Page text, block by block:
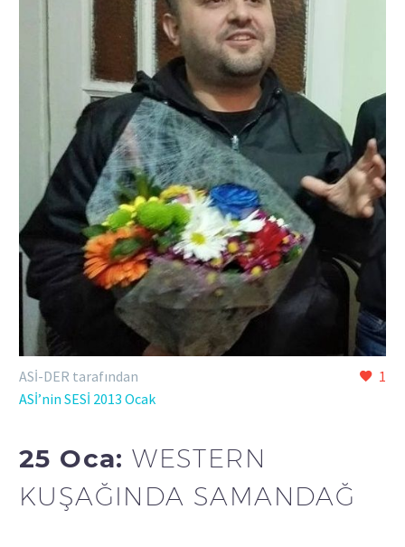
1
ASİ-DER tarafından
ASİ’nin SESİ 2013 Ocak
25 Oca:WESTERN
KUŞAĞINDA SAMANDAĞ